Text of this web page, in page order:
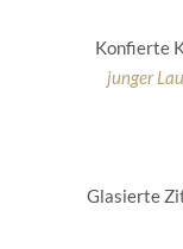
Konfierte
junger
Glasierte